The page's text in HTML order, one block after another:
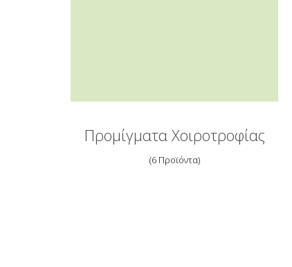
Προμίγματα Χοιροτροφίας
6 Προϊόντα